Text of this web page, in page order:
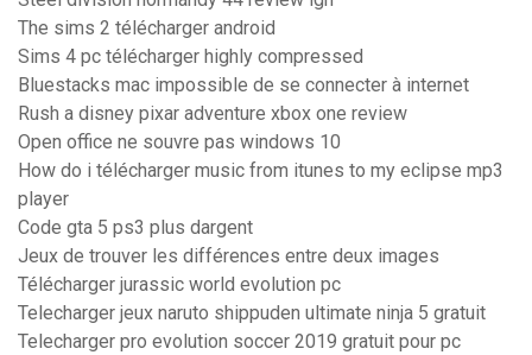
The sims 2 télécharger android
Sims 4 pc télécharger highly compressed
Bluestacks mac impossible de se connecter à internet
Rush a disney pixar adventure xbox one review
Open office ne souvre pas windows 10
How do i télécharger music from itunes to my eclipse mp3
player
Code gta 5 ps3 plus dargent
Jeux de trouver les différences entre deux images
Télécharger jurassic world evolution pc
Telecharger jeux naruto shippuden ultimate ninja 5 gratuit
Telecharger pro evolution soccer 2019 gratuit pour pc